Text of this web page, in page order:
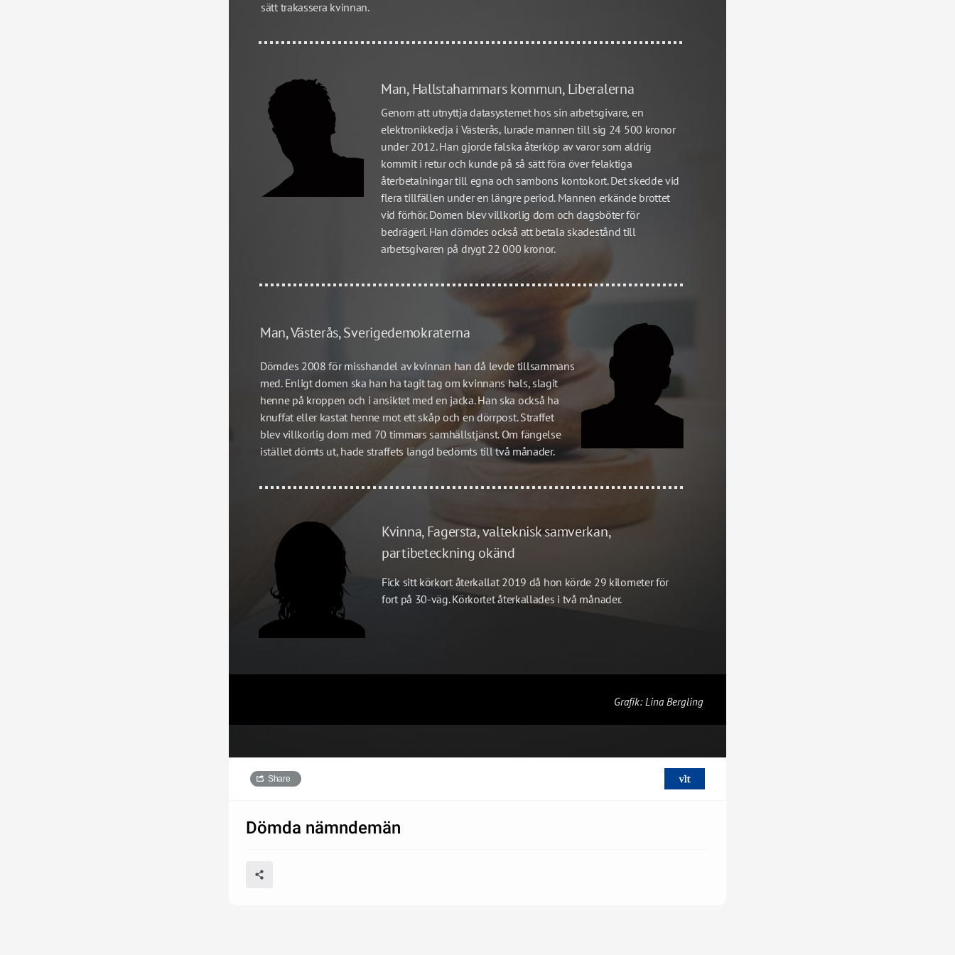
sätt trakassera kvinnan.
Man, Hallstahammars kommun, Liberalerna
Genom att utnyttja datasystemet hos sin arbetsgivare, en
elektronikkedja i Västerås, lurade mannen till sig 24 500 kronor
under 2012. Han gjorde falska återköp av varor som aldrig
kommit i retur och kunde på så sätt föra över felaktiga
återbetalningar till egna och sambons kontokort. Det skedde vid
flera tillfällen under en längre period. Mannen erkände brottet
vid förhör. Domen blev villkorlig dom och dagsböter för
bedrägeri. Han dömdes också att betala skadestånd till
arbetsgivaren på drygt 22 000 kronor.
Man, Västerås, Sverigedemokraterna
Dömdes 2008 för misshandel av kvinnan han då levde tillsammans
med. Enligt domen ska han ha tagit tag om kvinnans hals, slagit
henne på kroppen och i ansiktet med en jacka. Han ska också ha
knuffat eller kastat henne mot ett skåp och en dörrpost. Straffet
blev villkorlig dom med 70 timmars samhällstjänst. Om fängelse
istället dömts ut, hade straffets längd bedömts till två månader.
Kvinna, Fagersta, valteknisk samverkan,
partibeteckning okänd
Fick sitt körkort återkallat 2019 då hon körde 29 kilometer för
fort på 30-väg. Körkortet återkallades i två månader.
Grafik: Lina Bergling
Share
Dömda nämndemän